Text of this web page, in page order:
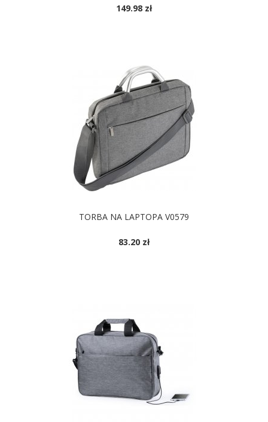
149.98 zł
TORBA NA LAPTOPA V0579
83.20 zł